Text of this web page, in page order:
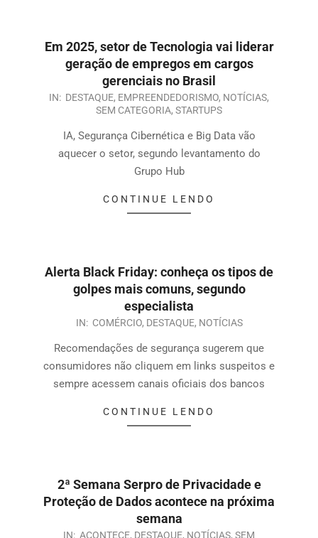
Em 2025, setor de Tecnologia vai liderar
geração de empregos em cargos
gerenciais no Brasil
IN: DESTAQUE, EMPREENDEDORISMO, NOTÍCIAS,
SEM CATEGORIA, STARTUPS
IA, Segurança Cibernética e Big Data vão
aquecer o setor, segundo levantamento do
Grupo Hub
CONTINUE LENDO
Alerta Black Friday: conheça os tipos de
golpes mais comuns, segundo
especialista
IN: COMÉRCIO, DESTAQUE, NOTÍCIAS
Recomendações de segurança sugerem que
consumidores não cliquem em links suspeitos e
sempre acessem canais oficiais dos bancos
CONTINUE LENDO
2ª Semana Serpro de Privacidade e
Proteção de Dados acontece na próxima
semana
IN: ACONTECE, DESTAQUE, NOTÍCIAS, SEM